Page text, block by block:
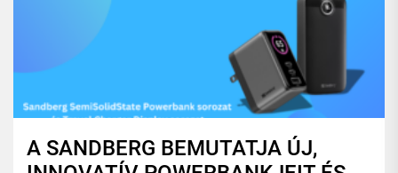
A SANDBERG BEMUTATJA ÚJ,